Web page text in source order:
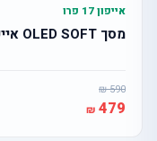
אייפון 17 פרו
מסך OLED SOFT אייפון 17 פרו
590
479